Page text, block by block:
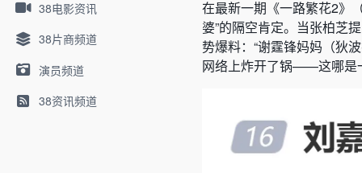
38电影资讯
38片商频道
演员频道
38资讯频道
在最新一期《一路繁花2》
婆”的隔空肯定。当张柏芝
势爆料：“谢霆锋妈妈（狄
网络上炸开了锅——这哪是